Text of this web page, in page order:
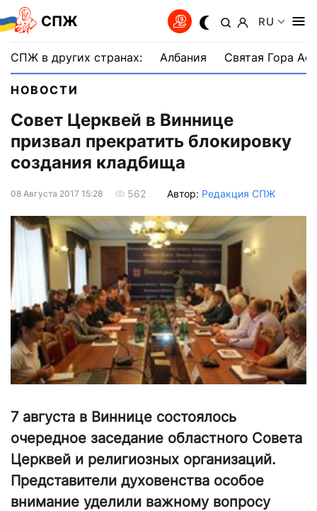
СПЖ RU
СПЖ в других странах: Албания Святая Гора
НОВОСТИ
Совет Церквей в Виннице
призвал прекратить блокировку
создания кладбища
08 Августа 2017 15:28 562 Автор: Редакция СПЖ
7 августа в Виннице состоялось
очередное заседание областного Совета
Церквей и религиозных организаций.
Представители духовенства особое
внимание уделили важному вопросу